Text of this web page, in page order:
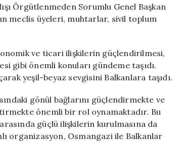
Örgütlenmeden Sorumlu Genel Başkan
meclis üyeleri, muhtarlar, sivil toplum
ve ticari ilişkilerin güçlendirilmesi,
gibi önemli konuları gündeme taşıdı.
yeşil-beyaz sevgisini Balkanlara taşıdı.
gönül bağlarını güçlendirmekte ve
önemli bir rol oynamaktadır. Bu
güçlü ilişkilerin kurulmasına da
organizasyon, Osmangazi ile Balkanlar